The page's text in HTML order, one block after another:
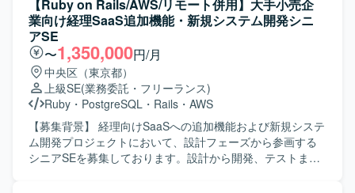
懸念点を早い段階で共有できる方を歓迎いたします。コミ
ュニケーション量が多くレスポンスが早い方、リモート環
境でも進捗や考えを適切に共有できる方、プロジェクトや
チームの成果にコミットできる方を想定しています。設計
と実装の両方に向き合い、異なる専門性を持つ関係者と建
設的に合意形成できる方、既存システムや過去の意思決定
の背景を理解しつつ現実的な改善案を考えられる方を求め
ております。金融や暗号資産領域を主体的に学ぶ意思があ
り、ブロックチェーンに興味と覚悟を持って向き合える方
がフィットいたします。 【ポジションの魅力】 大手暗号資
用いた画面開発を行います。OpenAPI 3.0およびYAMLによ
るAPI仕様管理を行い、APIファーストな開発を進めていた
だきます。開発環境としてVisual Studio Code、GitHub、
GitHub Actions、OpenAPI Generator（Swagger）を利用
し、継続的な開発・保守を推進していただきます。 【求め
る人物像】 中堅から上級クラスとして、自走して開発を推
進できる方を求めています。お客様との技術的な会話や設
計方針の検討ができ、フットワーク軽くコミュニケーショ
ンを取りながら開発を進めていただける方を歓迎します。
【ポジションの魅力】 モダンな技術スタックを用いた貿易
【Ruby on Rails/AWS/リモート併用】大手小売企
業向け経理SaaS追加機能・新規システム開発シニ
アSE
〜1,350,000円/月
中央区（東京都）
上級SE(業務委託・フリーランス)
Ruby ・ PostgreSQL ・ Rails ・ AWS
【募集背景】 経理向けSaaSへの追加機能および新規システ
ム開発プロジェクトにおいて、設計フェーズから参画する
シニアSEを募集しております。設計から開発、テストまで